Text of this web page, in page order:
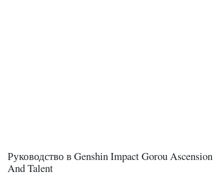
Руководство в Genshin Impact Gorou Ascension
And Talent